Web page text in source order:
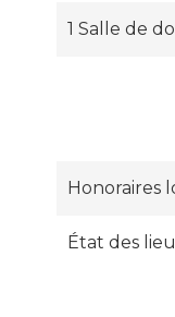
1 Salle de
Honoraires
État des